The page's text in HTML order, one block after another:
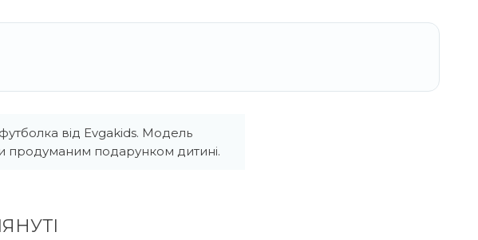
від Evgakids. Модель
продуманим подарунком дитині.